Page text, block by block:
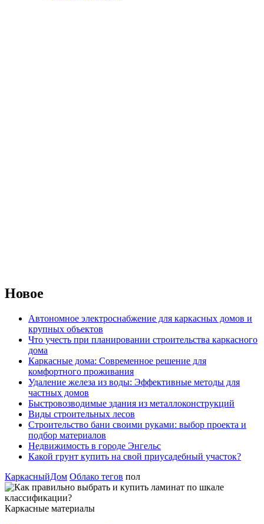
Новое
Автономное электроснабжение для каркасных домов и
крупных объектов
Что учесть при планировании строительства каркасного
дома
Каркасные дома: Современное решение для
комфортного проживания
Удаление железа из воды: Эффективные методы для
частных домов
Быстровозводимые здания из металлоконструкций
Виды строительных лесов
Строительство бани своими руками: выбор проекта и
подбор материалов
Недвижимость в городе Энгельс
Какой грунт купить на свой приусадебный участок?
КаркасныйДом Облако тегов пол
Каркасные материалы